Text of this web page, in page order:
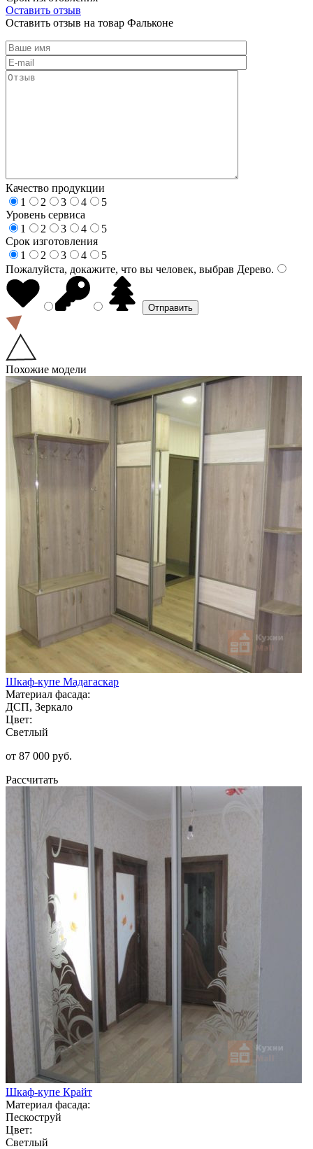
Оставить отзыв
Оставить отзыв на товар Фальконе
Качество продукции
1
2 3 4
5
Уровень сервиса
1
2 3 4
5
Срок изготовления
1
2 3 4
5
Пожалуйста, докажите, что вы человек, выбрав Дерево.
Похожие модели
Шкаф-купе Мадагаскар
Материал фасада:
ДСП, Зеркало
Цвет:
Светлый
от 87 000 руб.
Рассчитать
Шкаф-купе Крайт
Материал фасада:
Пескоструй
Цвет:
Светлый